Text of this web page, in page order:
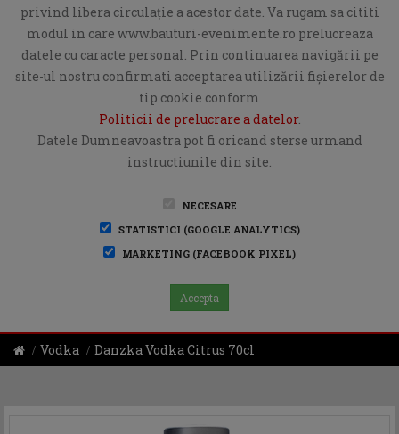
privind libera circulație a acestor date. Va rugam sa cititi
modul in care www.bauturi-evenimente.ro prelucreaza
datele cu caracte personal. Prin continuarea navigării pe
site-ul nostru confirmati acceptarea utilizării fişierelor de
tip cookie conform
Politicii de prelucrare a datelor.
Datele Dumneavoastra pot fi oricand sterse urmand
instructiunile din site.
NECESARE
STATISTICI (GOOGLE ANALYTICS)
MARKETING (FACEBOOK PIXEL)
Accepta
Vodka Danzka Vodka Citrus 70cl